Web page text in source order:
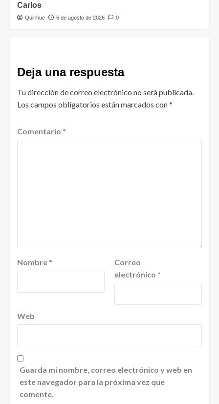
Carlos
Quirihue 6 de agosto de 2026 0
Deja una respuesta
Tu dirección de correo electrónico no será publicada.
Los campos obligatorios están marcados con*
Comentario *
Nombre *
Correo
electrónico *
Web
Guarda mi nombre, correo electrónico y web en
este navegador para la próxima vez que
comente.